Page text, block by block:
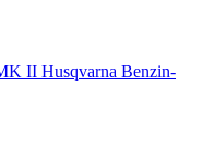
Husqvarna Benzin-